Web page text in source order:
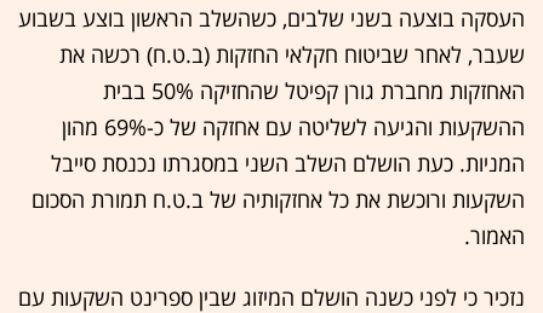
העסקה בוצעה בשני שלבים, כשהשלב הראשון בוצע בשבוע
שעבר, לאחר שביטוח חקלאי החזקות (ב.ט.ח) רכשה את
האחזקות מחברת גורן קפיטל שהחזיקה 50% בבית
ההשקעות והגיעה לשליטה עם אחזקה של כ-69% מהון
המניות. כעת הושלם השלב השני במסגרתו נכנסת סייבל
השקעות ורוכשת את כל אחזקותיה של ב.ט.ח תמורת הסכום
האמור.
נזכיר כי לפני כשנה הושלם המיזוג שבין ספרינט השקעות עם